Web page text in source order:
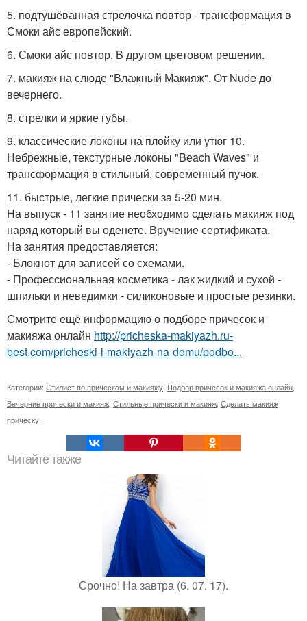
5. подтушёванная стрелочка повтор - трансформация в
Смоки айс европейский.
6. Смоки айс повтор. В другом цветовом решении.
7. макияж на слюде "Влажный Макияж". От Nude до
вечернего.
8. стрелки и яркие губы.
9. классические локоны на плойку или утюг 10.
Небрежные, текстурные локоны "Beach Waves" и
трансформация в стильный, современный пучок.
11. быстрые, легкие прически за 5-20 мин.
На выпуск - 11 занятие необходимо сделать макияж под
наряд который вы оденете. Вручение сертификата.
На занятия предоставляется:
- Блокнот для записей со схемами.
- Профессиональная косметика - лак жидкий и сухой -
шпильки и неведимки - силиконовые и простые резинки.
Смотрите ещё информацию о подборе причесок и
макияжа онлайн http://pricheska-makiyazh.ru-
best.com/pricheski-i-makiyazh-na-domu/podbo...
Категории: Стилист по прическам и макияжу Подбор причесок и макияжа онлайн
Вечерние прически и макияж Стильные прически и макияж Сделать макияж
прическу
Читайте также
Срочно! На завтра (6. 07. 17).